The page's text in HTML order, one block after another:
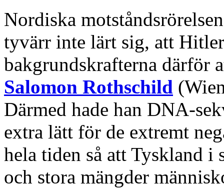
Nordiska
tyvärr inte lärt sig, att
bakgrundskrafterna därför
Salomon Rothschild
Därmed hade han DNA-
extra lätt för de extremt
hela tiden så att Tyskland
och stora mängder